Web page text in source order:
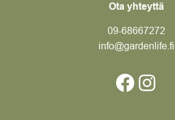
Ota yhteyttä
09-68667272
info@gardenlife.fi